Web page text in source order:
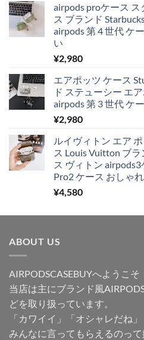
airpods proケース
ス ブランド
airpods 第 4 世代 ケ
い
¥2,980
エアポッツ ケース
ド ステューシー エ
airpods 第 3 世代 ケ
¥2,980
ルイヴィトン エア
ス Louis Vuitton ブ
ス ヴィトン
Pro2 ケース おしゃ
¥4,580
ABOUT US
AIRPODSCASEBUYへようこそ
当店は主にブランド風
どを取り扱っています。
「カワイイ」「オシャレだね」
みんなに言ってもらえるのって